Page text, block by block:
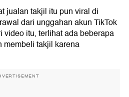
jualan takjil itu pun viral di
dari unggahan akun TikTok
video itu, terlihat ada beberapa
membeli takjil karena